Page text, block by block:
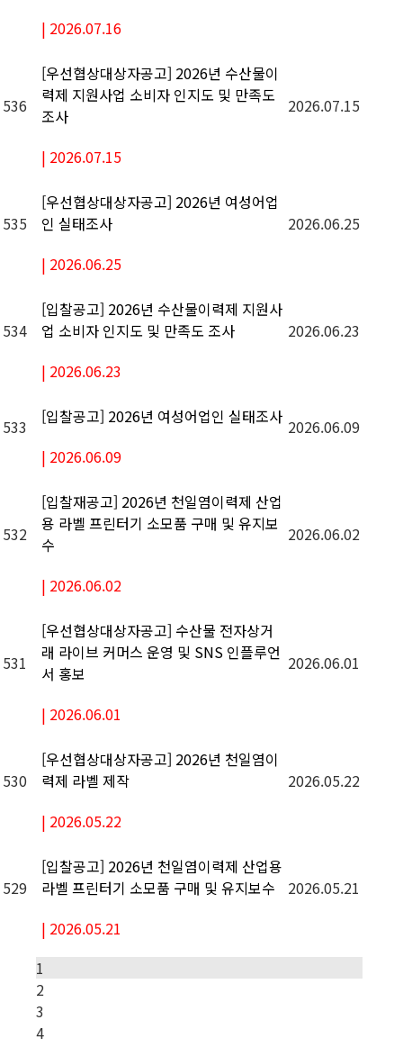
| 2026.07.16
536
[우선협상대상자공고] 2026년 수산물이
력제 지원사업 소비자 인지도 및 만족도
조사
| 2026.07.15
2026.07.15
535
[우선협상대상자공고] 2026년 여성어업
인 실태조사
| 2026.06.25
2026.06.25
534
[입찰공고] 2026년 수산물이력제 지원사
업 소비자 인지도 및 만족도 조사
| 2026.06.23
2026.06.23
533
[입찰공고] 2026년 여성어업인 실태조사
| 2026.06.09
2026.06.09
532
[입찰재공고] 2026년 천일염이력제 산업
용 라벨 프린터기 소모품 구매 및 유지보
수
| 2026.06.02
2026.06.02
531
[우선협상대상자공고] 수산물 전자상거
래 라이브 커머스 운영 및 SNS 인플루언
서 홍보
| 2026.06.01
2026.06.01
530
[우선협상대상자공고] 2026년 천일염이
력제 라벨 제작
| 2026.05.22
2026.05.22
529
[입찰공고] 2026년 천일염이력제 산업용
라벨 프린터기 소모품 구매 및 유지보수
| 2026.05.21
2026.05.21
1
2
3
4